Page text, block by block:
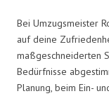
Bei Umzugsmeister
auf deine
maßgeschneiderten
Bedürfnisse
Planung, beim Ein-